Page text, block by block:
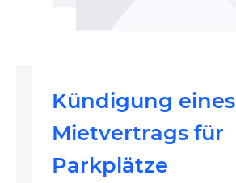
Kündigung eines
Mietvertrags für
Parkplätze